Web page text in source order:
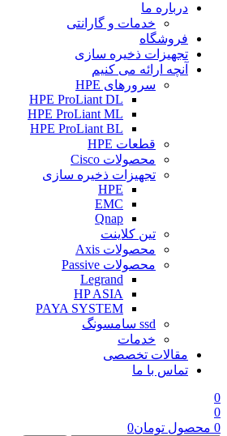
درباره ما
خدمات و گارانتی
فروشگاه
تجهیزات ذخیره سازی
آنچه ارائه می کنیم
سرورهای HPE
HPE ProLiant DL
HPE ProLiant ML
HPE ProLiant BL
قطعات HPE
محصولات Cisco
تجهیزات ذخیره سازی
HPE
EMC
Qnap
تین کلاینت
محصولات Axis
محصولات Passive
Legrand
HP ASIA
PAYA SYSTEM
ssd سامسونگ
خدمات
مقالات تخصصی
تماس با ما
0
0
0 محصول تومان0